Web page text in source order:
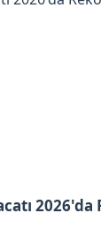
2026'da